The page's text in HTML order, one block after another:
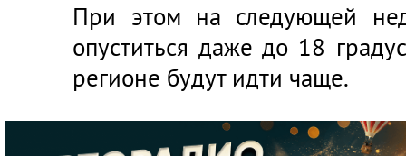
При этом на следующей
опуститься даже до 18
регионе будут идти чаще.